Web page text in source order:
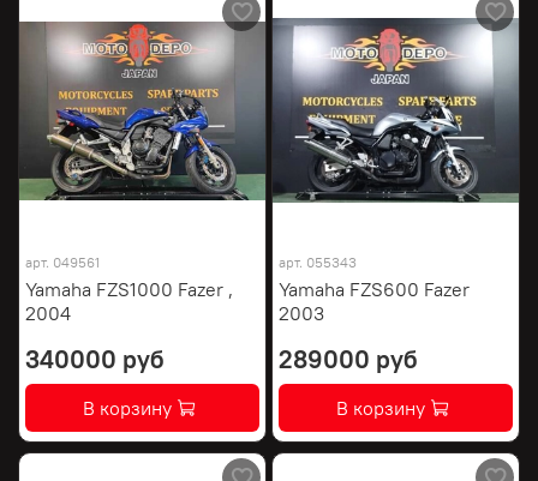
арт. 049561
Yamaha FZS1000 Fazer ,
2004
340000 руб
В корзину
арт. 055343
Yamaha FZS600 Fazer
2003
289000 руб
В корзину